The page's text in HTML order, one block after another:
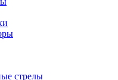
стрелы